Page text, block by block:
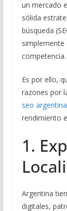
un mercado
sólida
búsqueda
simplemente
competencia.
Es por ello,
razones por
seo argentina
rendimiento
1.
Argentina
digitales,